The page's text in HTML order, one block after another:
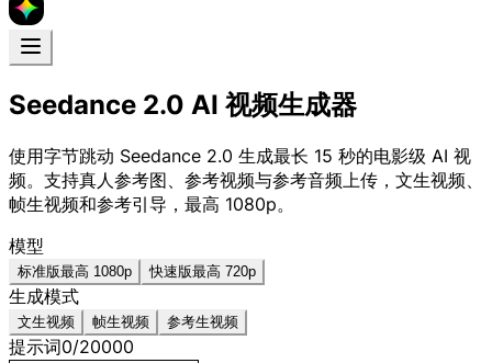
Seedance 2.0 AI 视频生成器
使用字节跳动 Seedance 2.0 生成最长 15 秒的电影级 AI 视
频。支持真人参考图、参考视频与参考音频上传，文生视频、
帧生视频和参考引导，最高 1080p。
模型
标准版最高 1080p 快速版最高 720p
生成模式
文生视频 帧生视频 参考生视频
提示词0/20000